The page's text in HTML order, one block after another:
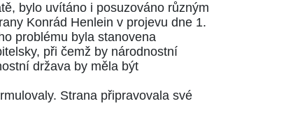
bylo uvítáno i posuzováno různým
Konrád Henlein v projevu dne 1.
problému byla stanovena
při čemž by národnostní
država by měla být
Strana připravovala své